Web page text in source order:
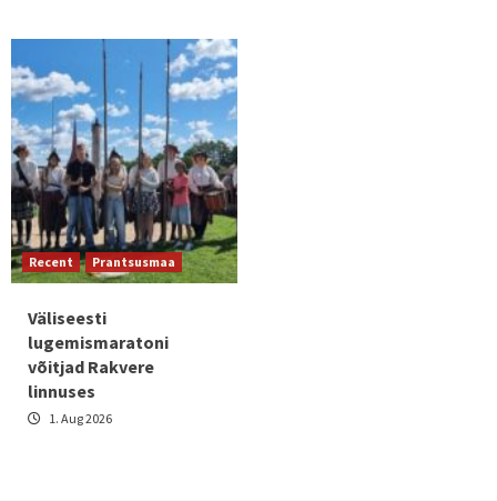
Recent Prantsusmaa
Väliseesti
lugemismaratoni
võitjad Rakvere
linnuses
1. Aug 2026